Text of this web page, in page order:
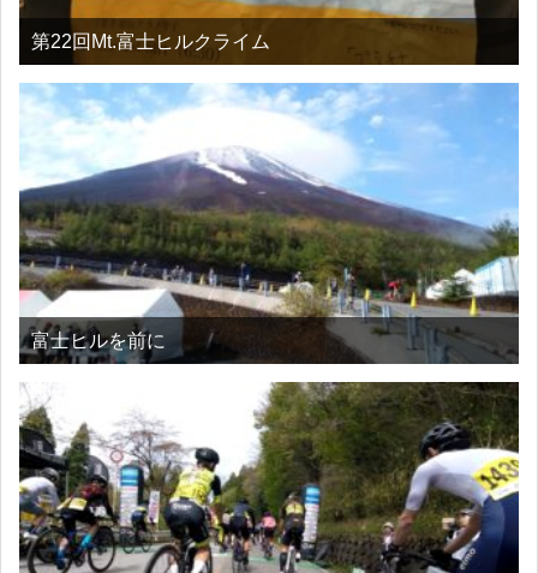
第22回Mt.富士ヒルクライム
富士ヒルを前に